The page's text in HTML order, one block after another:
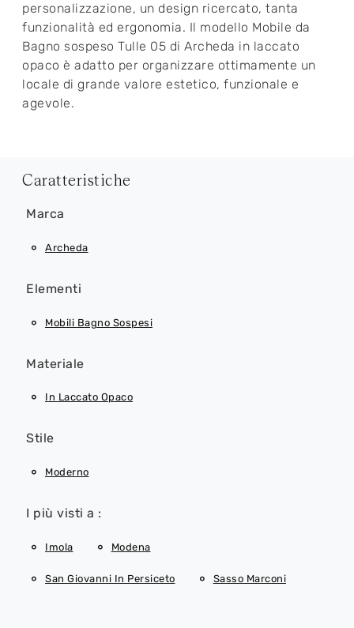
personalizzazione, un design ricercato, tanta
funzionalità ed ergonomia. Il modello Mobile da
Bagno sospeso Tulle 05 di Archeda in laccato
opaco è adatto per organizzare ottimamente un
locale di grande valore estetico, funzionale e
agevole.
Caratteristiche
Marca
Archeda
Elementi
Mobili Bagno Sospesi
Materiale
In Laccato Opaco
Stile
Moderno
I più visti a :
Imola Modena
San Giovanni In Persiceto Sasso Marconi